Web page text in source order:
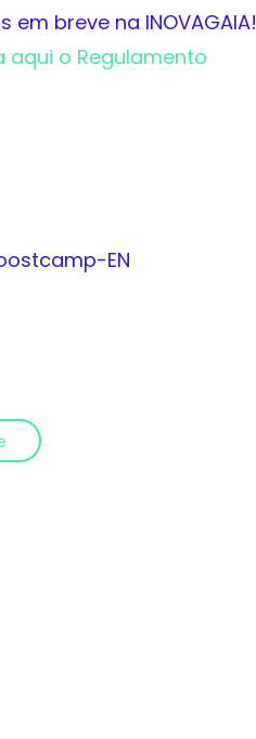
em breve na INOVAGAIA!
aqui o Regulamento